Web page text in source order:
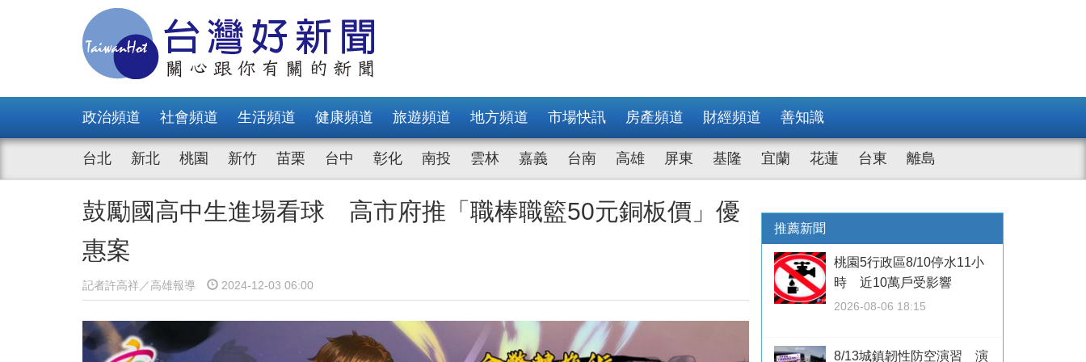
政治頻道 社會頻道 生活頻道 健康頻道 旅遊頻道 地方頻道 市場快訊 房產頻道 財經頻道 善知識
台北 新北 桃園 新竹 苗栗 台中 彰化 南投 雲林 嘉義 台南 高雄 屏東 基隆 宜蘭 花蓮 台東 離島
鼓勵國高中生進場看球 高市府推「職棒職籃50元銅板價」優
惠案
記者許高祥／高雄報導 2024-12-03 06:00
推薦新聞
桃園5行政區8/10停水11小
時 近10萬戶受影響
2026-08-06 18:15
8/13城鎮韌性防空演習 演